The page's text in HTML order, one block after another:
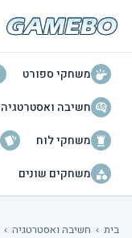
משחקי ספורט
חשיבה ואסטרטגיה
משחקי לוח
משחקים שונים
בית › חשיבה ואסטרטגיה ›